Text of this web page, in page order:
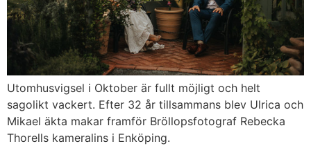
Utomhusvigsel i Oktober är fullt möjligt och helt
sagolikt vackert. Efter 32 år tillsammans blev Ulrica och
Mikael äkta makar framför Bröllopsfotograf Rebecka
Thorells kameralins i Enköping.